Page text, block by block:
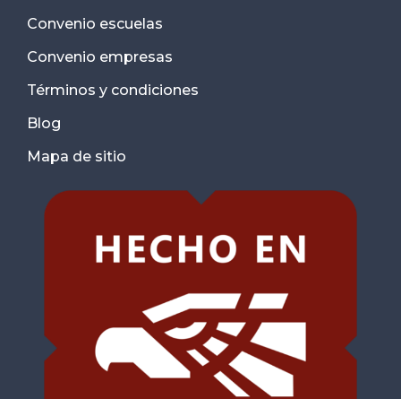
Convenio escuelas
Convenio empresas
Términos y condiciones
Blog
Mapa de sitio